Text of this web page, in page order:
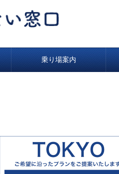
乗り場案内